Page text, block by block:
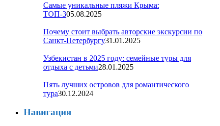
Самые уникальные пляжи Крыма:
ТОП-305.08.2025
Почему стоит выбрать авторские экскурсии по
Санкт-Петербургу31.01.2025
Узбекистан в 2025 году: семейные туры для
отдыха с детьми28.01.2025
Пять лучших островов для романтического
тура30.12.2024
Навигация